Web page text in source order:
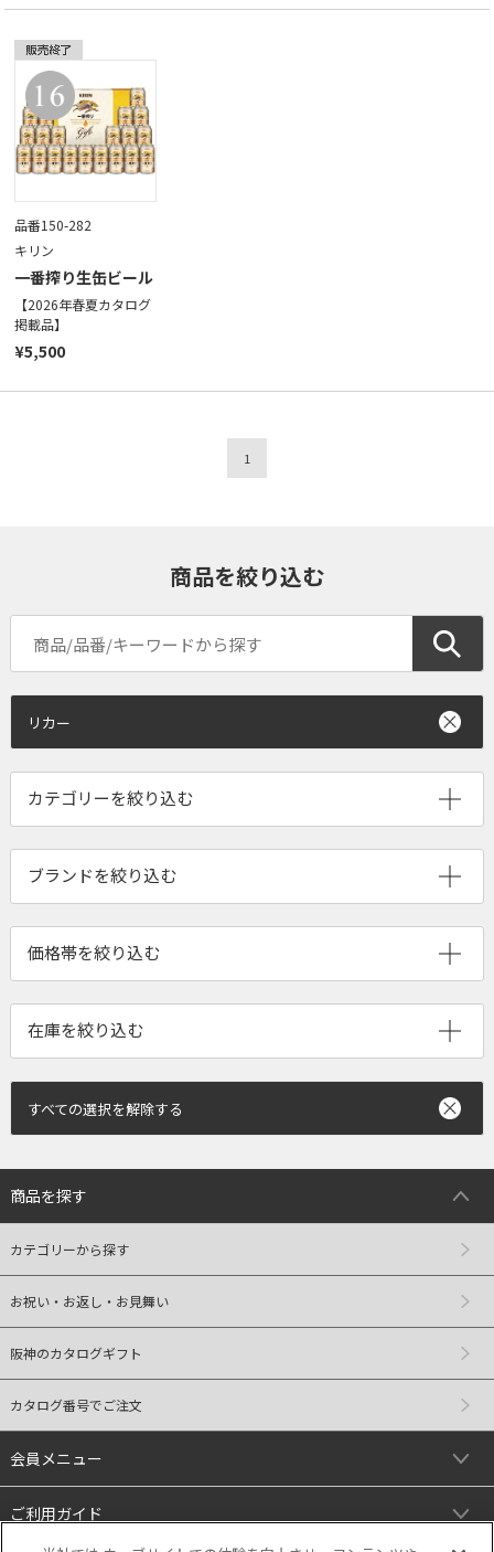
品番150-282
キリン
一番搾り生缶ビール
【2026年春夏カタログ
掲載品】
¥5,500
1
商品を絞り込む
リカー
ブランドを絞り込む
すべての選択を解除する
商品を探す
カテゴリーから探す
お祝い・お返し・お見舞い
阪神のカタログギフト
カタログ番号でご注文
会員メニュー
ご利用ガイド